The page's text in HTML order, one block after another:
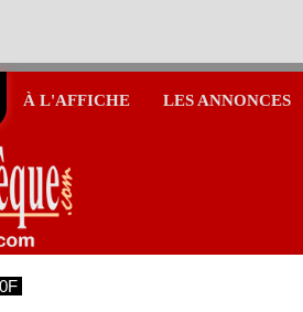
À L'AFFICHE LES ANNONCES